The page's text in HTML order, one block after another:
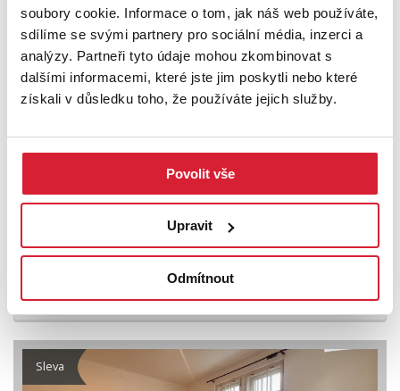
soubory cookie. Informace o tom, jak náš web používáte,
sdílíme se svými partnery pro sociální média, inzerci a
analýzy. Partneři tyto údaje mohou zkombinovat s
dalšími informacemi, které jste jim poskytli nebo které
získali v důsledku toho, že používáte jejich služby.
Povolit vše
Upravit
Odmítnout
Pronájem bytu 2+1 70 m2, Kácov
10 000 Kč
Sleva